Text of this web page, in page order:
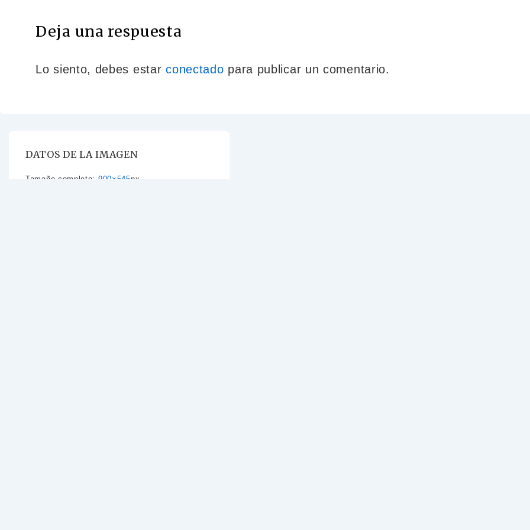
Deja una respuesta
Lo siento, debes estarconectado para publicar un comentario.
DATOS DE LA IMAGEN
Tamaño completo: 900×545px